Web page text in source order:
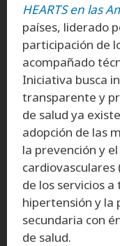
HEARTS en las
países, liderado
participación de
acompañado
Iniciativa busca
transparente y
de salud ya
adopción de las
la prevención y
cardiovasculares
de los servicios
hipertensión y la
secundaria con
de salud.